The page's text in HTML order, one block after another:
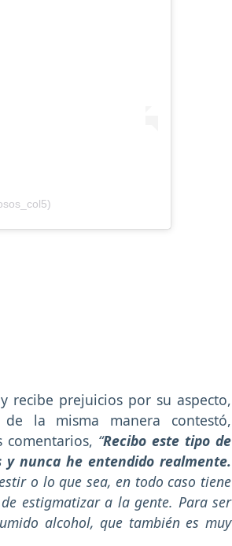
recibe prejuicios por su aspecto,
la misma manera contestó,
“Recibo este tipo de
y nunca he entendido realmente.
o lo que sea, en todo caso tiene
estigmatizar a la gente. Para ser
alcohol, que también es muy